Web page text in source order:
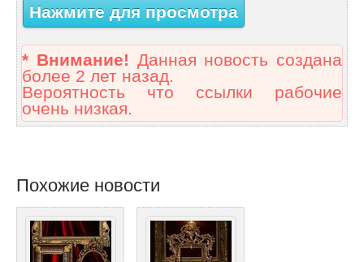
Нажмите для просмотра
* Внимание! Данная новость создана
более 2 лет назад.
Вероятность что ссылки рабочие
очень низкая.
Похожие новости